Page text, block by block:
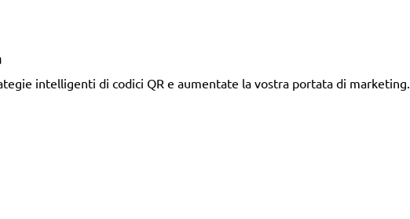
intelligenti di codici QR e aumentate la vostra portata di marketing.